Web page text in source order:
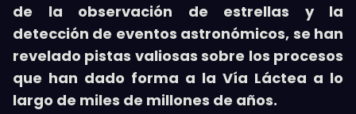
de la observación de estrellas y la
detección de eventos astronómicos, se han
revelado pistas valiosas sobre los procesos
que han dado forma a la Vía Láctea a lo
largo de miles de millones de años.